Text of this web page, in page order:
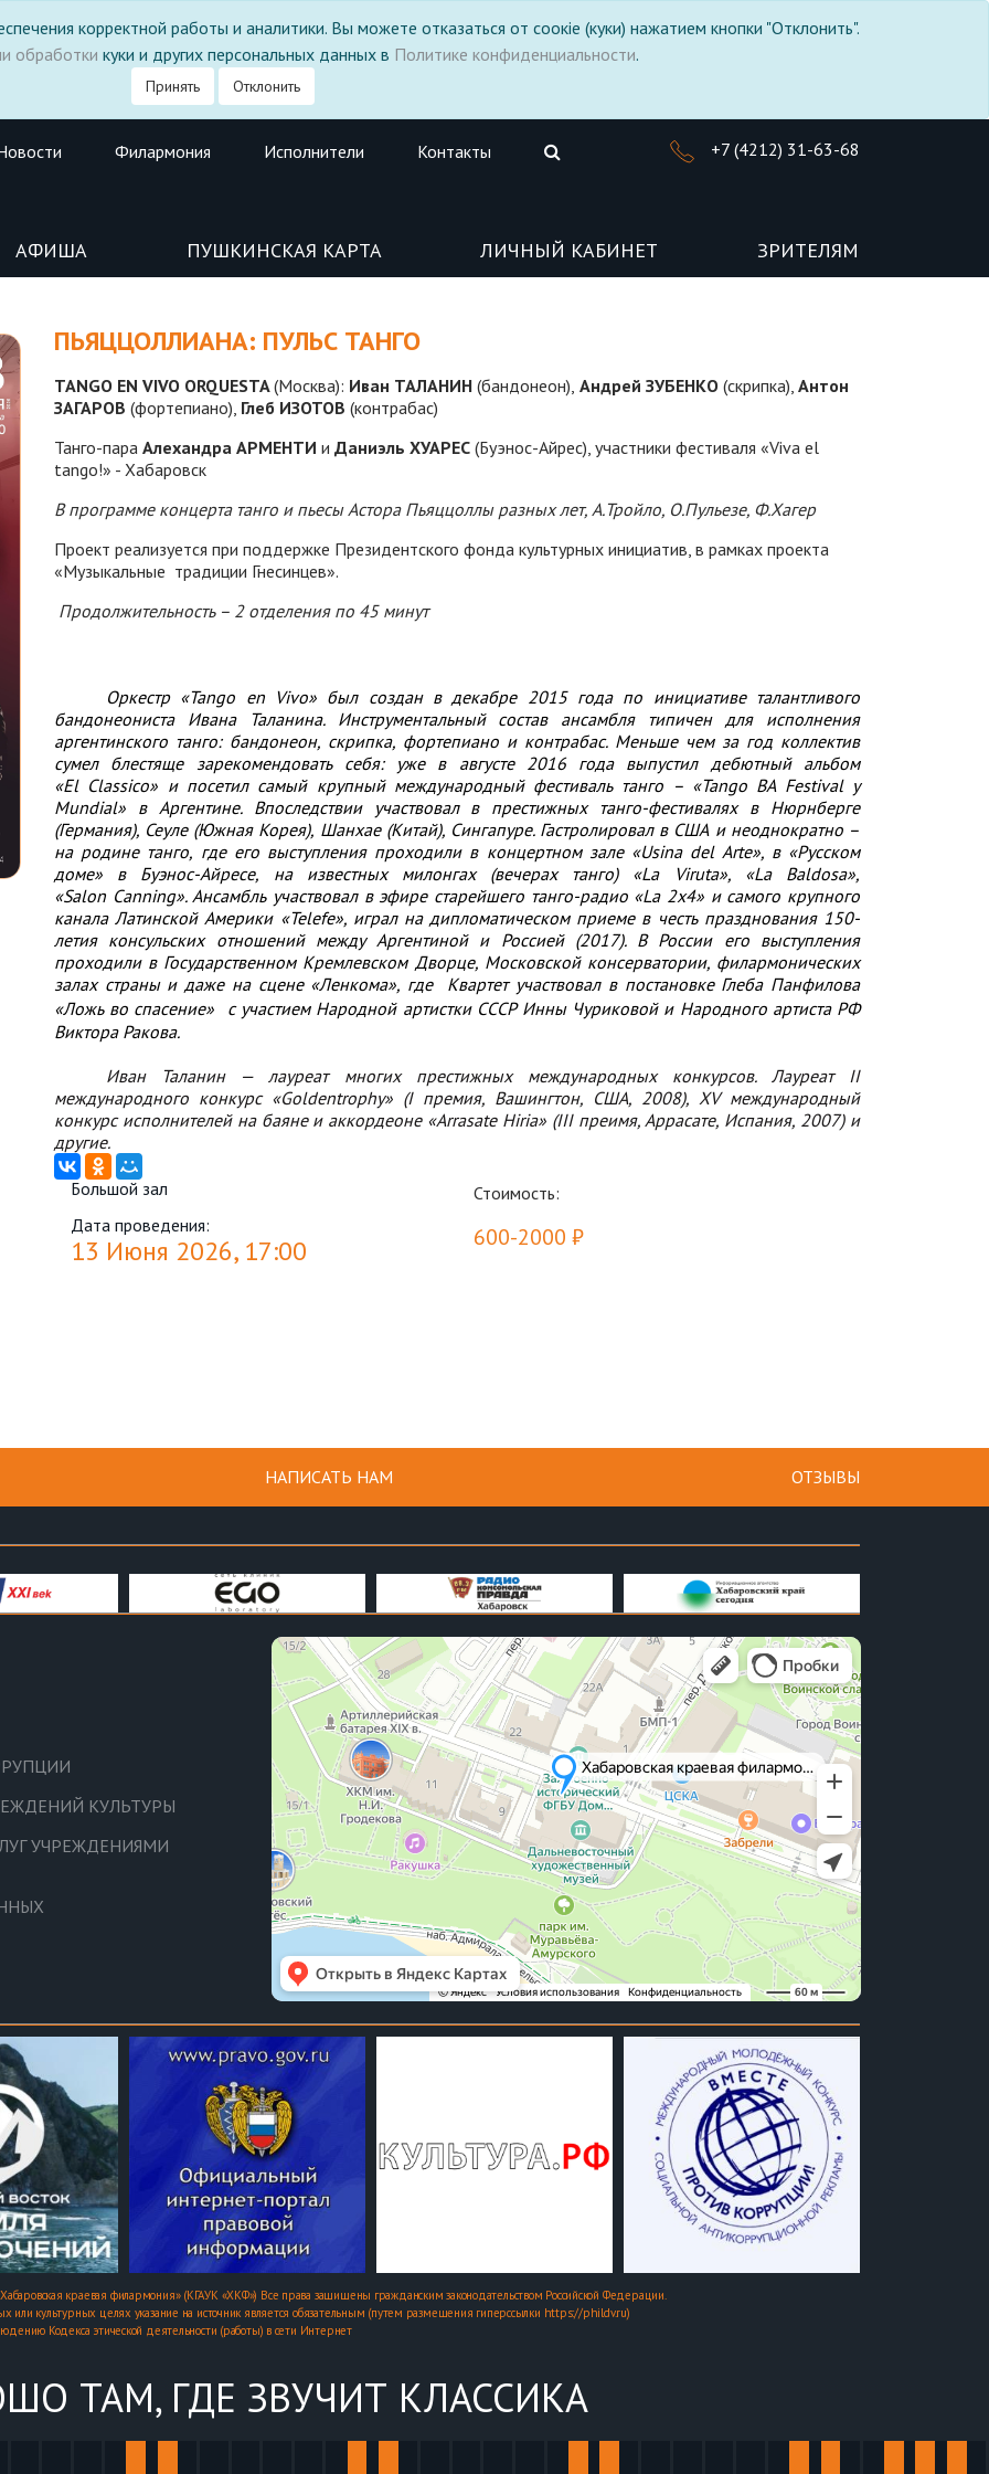
корректной работы и аналитики. Вы можете отказаться от соокіе (куки) нажатием кнопки "Отклонить".
обработки куки и других персональных данных в Политике конфиденциальности.
Принять Отклонить
Филармония Исполнители Контакты +7 (4212) 31-63-68
АФИША ПУШКИНСКАЯ КАРТА ЛИЧНЫЙ КАБИНЕТ ЗРИТЕЛЯМ
ПЬЯЦЦОЛЛИАНА: ПУЛЬС ТАНГО
TANGO EN VIVO ORQUESTA(Москва): Иван ТАЛАНИН(бандонеон), Андрей ЗУБЕНКО(скрипка), Антон
ЗАГАРОВ (фортепиано), Глеб ИЗОТОВ (контрабас)
Танго-пара Алехандра АРМЕНТИ и Даниэль ХУАРЕС(Буэнос-Айрес), участники фестиваля «Viva el
tango!» - Хабаровск
В программе концерта танго и пьесы Астора Пьяццоллы разных лет, А.Тройло, О.Пульезе, Ф.Хагер
Проект реализуется при поддержке Президентского фонда культурных инициатив, в рамках проекта
«Музыкальные традиции Гнесинцев».
Продолжительность – 2 отделения по 45 минут
Оркестр «Tango en Vivo» был создан в декабре 2015 года по инициативе талантливого
бандонеониста Ивана Таланина. Инструментальный состав ансамбля типичен для исполнения
аргентинского танго: бандонеон, скрипка, фортепиано и контрабас. Меньше чем за год коллектив
сумел блестяще зарекомендовать себя: уже в августе 2016 года выпустил дебютный альбом
«El Classico» и посетил самый крупный международный фестиваль танго – «Tango BA Festival y
Mundial» в Аргентине. Впоследствии участвовал в престижных танго-фестивалях в Нюрнберге
(Германия), Сеуле (Южная Корея), Шанхае (Китай), Сингапуре. Гастролировал в США и неоднократно –
на родине танго, где его выступления проходили в концертном зале «Usina del Arte», в «Русском
доме» в Буэнос-Айресе, на известных милонгах (вечерах танго) «La Viruta», «La Baldosa»,
«Salon Canning». Ансамбль участвовал в эфире старейшего танго-радио «La 2x4» и самого крупного
канала Латинской Америки «Telefe», играл на дипломатическом приеме в честь празднования 150-
летия консульских отношений между Аргентиной и Россией (2017). В России его выступления
проходили в Государственном Кремлевском Дворце, Московской консерватории, филармонических
залах страны и даже на сцене «Ленкома», где Квартет участвовал в постановке Глеба Панфилова
«Ложь во спасение»
с участием Народной артистки СССР Инны Чуриковой и Народного артиста РФ
Виктора Ракова.
Иван Таланин — лауреат многих престижных международных конкурсов. Лауреат II
международного конкурс «Goldentrophy» (I премия, Вашингтон, США, 2008), XV международный
конкурс исполнителей на баяне и аккордеоне «Arrasate Hiria» (III преимя, Аррасате, Испания, 2007) и
другие.
Большой зал
Дата проведения:
13 Июня 2026, 17:00
Стоимость:
600-2000 ₽
НАПИСАТЬ НАМ ОТЗЫВЫ
КУЛЬТУРЫ
УЧРЕЖДЕНИЯМИ
краевая филармония» (КГАУК «ХКФ») Все права защищены гражданским законодательством Российской Федерации.
или культурных целях указание на источник является обязательным (путем размещения гиперссылки https://phildv.ru)
Кодекса этической деятельности (работы) в сети Интернет
ТАМ, ГДЕ ЗВУЧИТ КЛАССИКА